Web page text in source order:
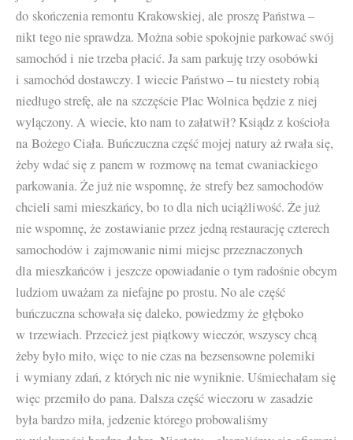
do skończenia remontu Krakowskiej, ale proszę Państwa –
nikt tego nie sprawdza. Można sobie spokojnie parkować swój
samochód i nie trzeba płacić. Ja sam parkuję trzy osobówki
i samochód dostawczy. I wiecie Państwo – tu niestety robią
niedługo strefę, ale na szczęście Plac Wolnica będzie z niej
wylączony. A wiecie, kto nam to załatwił? Ksiądz z kościoła
na Bożego Ciała. Buńczuczna część mojej natury aż rwała się,
żeby wdać się z panem w rozmowę na temat cwaniackiego
parkowania. Że już nie wspomnę, że strefy bez samochodów
chcieli sami mieszkańcy, bo to dla nich uciążliwość. Że już
nie wspomnę, że zostawianie przez jedną restaurację czterech
samochodów i zajmowanie nimi miejsc przeznaczonych
dla mieszkańców i jeszcze opowiadanie o tym radośnie obcym
ludziom uważam za niefajne po prostu. No ale część
buńczuczna schowała się daleko, powiedzmy że głęboko
w trzewiach. Przecież jest piątkowy wieczór, wszyscy chcą
żeby było miło, więc to nie czas na bezsensowne polemiki
i wymiany zdań, z których nic nie wyniknie. Uśmiechałam się
więc przemiło do pana. Dalsza część wieczoru w zasadzie
była bardzo miła, jedzenie którego probowaliśmy